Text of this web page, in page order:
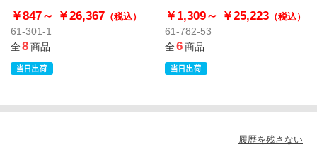
ドタイプ
￥847～ ￥26,367 （税込）
61-301-1
全8商品
￥1,309～ ￥25,223（税込）
61-782-53
全6商品
履歴を残さない